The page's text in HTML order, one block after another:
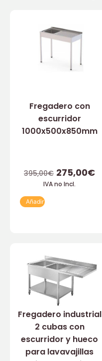
Fregadero con
escurridor
1000x500x850mm
395,00€ 275,00€
IVA no Incl.
Añadir
Fregadero industrial
2 cubas con
escurridor y hueco
para lavavajillas